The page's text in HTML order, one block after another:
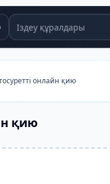
Іздеу құралдары
онлайн қию
қию